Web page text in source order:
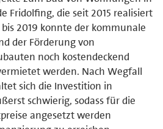
Fridolfing, die seit 2015 realisiert
2019 konnte der kommunale
der Förderung von
noch kostendeckend
werden. Nach Wegfall
sich die Investition in
schwierig, sodass für die
angesetzt werden